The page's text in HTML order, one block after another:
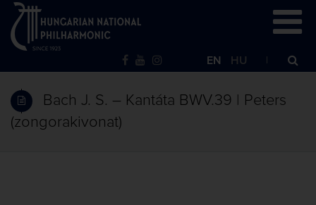
EN HU
Bach J. S. – Kantáta BWV.39 | Peters
(zongorakivonat)